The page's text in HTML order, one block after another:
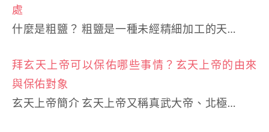
處
什麼是粗鹽？ 粗鹽是一種未經精細加工的天…
拜玄天上帝可以保佑哪些事情？玄天上帝的由來
與保佑對象
玄天上帝簡介 玄天上帝又稱真武大帝、北極…